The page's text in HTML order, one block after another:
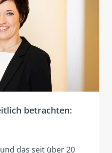
betrachten:
das seit über 20